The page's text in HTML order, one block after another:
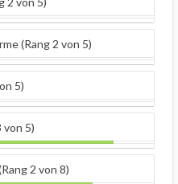
(Rang 2 von 5)
5)
von 5)
2 von 8)